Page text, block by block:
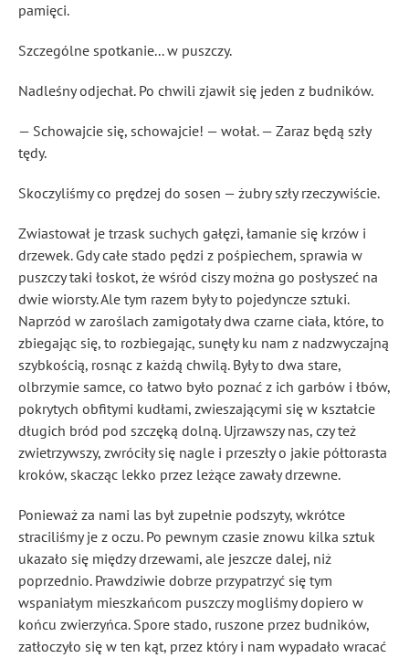
pamięci.
Szczególne spotkanie... w puszczy.
Nadleśny odjechał. Po chwili zjawił się jeden z budników.
— Schowajcie się, schowajcie! — wołał. — Zaraz będą szły
tędy.
Skoczyliśmy co prędzej do sosen — żubry szły rzeczywiście.
Zwiastował je trzask suchych gałęzi, łamanie się krzów i
drzewek. Gdy całe stado pędzi z pośpiechem, sprawia w
puszczy taki łoskot, że wśród ciszy można go posłyszeć na
dwie wiorsty. Ale tym razem były to pojedyncze sztuki.
Naprzód w zaroślach zamigotały dwa czarne ciała, które, to
zbiegając się, to rozbiegając, sunęły ku nam z nadzwyczajną
szybkością, rosnąc z każdą chwilą. Były to dwa stare,
olbrzymie samce, co łatwo było poznać z ich garbów i łbów,
pokrytych obfitymi kudłami, zwieszającymi się w kształcie
długich bród pod szczęką dolną. Ujrzawszy nas, czy też
zwietrzywszy, zwróciły się nagle i przeszły o jakie półtorasta
kroków, skacząc lekko przez leżące zawały drzewne.
Ponieważ za nami las był zupełnie podszyty, wkrótce
straciliśmy je z oczu. Po pewnym czasie znowu kilka sztuk
ukazało się między drzewami, ale jeszcze dalej, niż
poprzednio. Prawdziwie dobrze przypatrzyć się tym
wspaniałym mieszkańcom puszczy mogliśmy dopiero w
końcu zwierzyńca. Spore stado, ruszone przez budników,
zatłoczyło się w ten kąt, przez który i nam wypadało wracać